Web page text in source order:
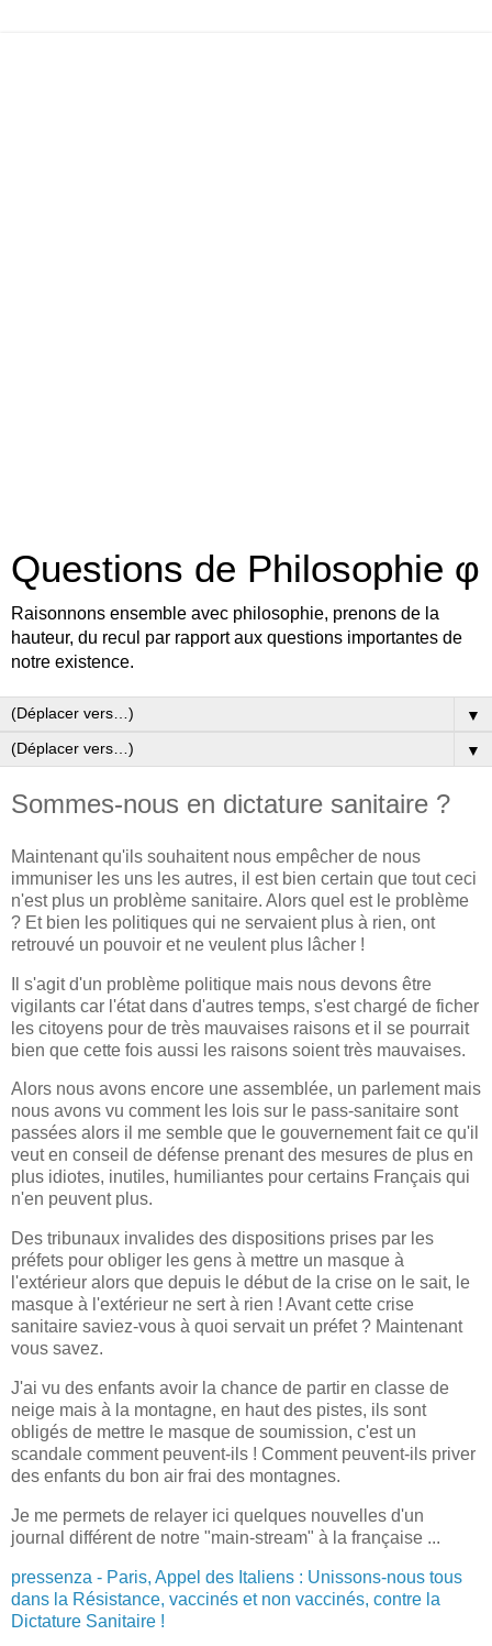
Questions de Philosophie φ
Raisonnons ensemble avec philosophie, prenons de la
hauteur, du recul par rapport aux questions importantes de
notre existence.
▼
▼
Sommes-nous en dictature sanitaire ?
Maintenant qu'ils souhaitent nous empêcher de nous
immuniser les uns les autres, il est bien certain que tout ceci
n'est plus un problème sanitaire. Alors quel est le problème
? Et bien les politiques qui ne servaient plus à rien, ont
retrouvé un pouvoir et ne veulent plus lâcher !
Il s'agit d'un problème politique mais nous devons être
vigilants car l'état dans d'autres temps, s'est chargé de ficher
les citoyens pour de très mauvaises raisons et il se pourrait
bien que cette fois aussi les raisons soient très mauvaises.
Alors nous avons encore une assemblée, un parlement mais
nous avons vu comment les lois sur le pass-sanitaire sont
passées alors il me semble que le gouvernement fait ce qu'il
veut en conseil de défense prenant des mesures de plus en
plus idiotes, inutiles, humiliantes pour certains Français qui
n'en peuvent plus.
Des tribunaux invalides des dispositions prises par les
préfets pour obliger les gens à mettre un masque à
l'extérieur alors que depuis le début de la crise on le sait, le
masque à l'extérieur ne sert à rien ! Avant cette crise
sanitaire saviez-vous à quoi servait un préfet ? Maintenant
vous savez.
J'ai vu des enfants avoir la chance de partir en classe de
neige mais à la montagne, en haut des pistes, ils sont
obligés de mettre le masque de soumission, c'est un
scandale comment peuvent-ils ! Comment peuvent-ils priver
des enfants du bon air frai des montagnes.
Je me permets de relayer ici quelques nouvelles d'un
journal différent de notre "main-stream" à la française ...
pressenza - Paris, Appel des Italiens : Unissons-nous tous
dans la Résistance, vaccinés et non vaccinés, contre la
Dictature Sanitaire !